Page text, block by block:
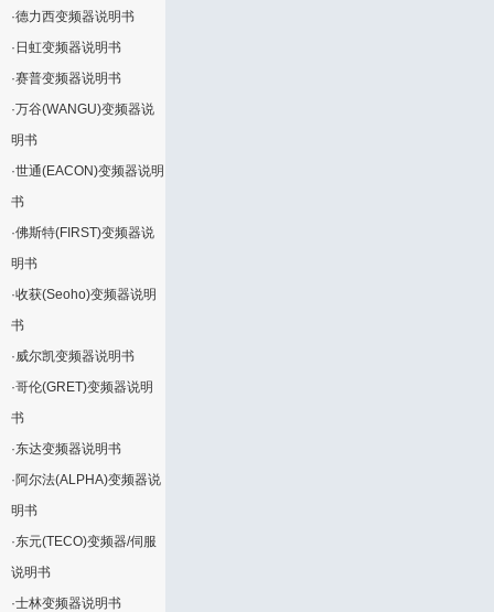
·德力西变频器说明书
· 日虹变频器说明书
·赛普变频器说明书
·万谷(WANGU)变频器说
明书
·世通(EACON)变频器说明
书
·佛斯特(FIRST)变频器说
明书
·收获(Seoho)变频器说明
书
·威尔凯变频器说明书
·哥伦(GRET)变频器说明
书
·东达变频器说明书
·阿尔法(ALPHA)变频器说
明书
·东元(TECO)变频器/伺服
说明书
·士林变频器说明书